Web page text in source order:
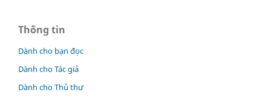
Thông tin
Dành cho bạn đọc
Dành cho Tác giả
Dành cho Thủ thư